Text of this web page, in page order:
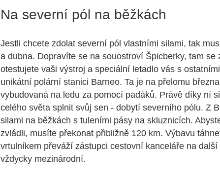
Na severní pól na běžkách
Jestli chcete zdolat severní pól vlastními silami, tak
a dubna. Dopravíte se na souostroví Špicberky, tam se
otestujete vaši výstroj a speciální letadlo vás s
unikátní polární stanici Barneo. Ta je na přelomu
vybudovaná na ledu za pomocí padáků. Právě díky ní
celého světa splnit svůj sen - dobytí severního pólu. Z
silami na běžkách s tuleními pásy na skluznicích.
zvládli, musíte překonat přibližně 120 km. Výbavu
vrtulníkem převáží zástupci cestovní kanceláře na
vždycky mezinárodní.